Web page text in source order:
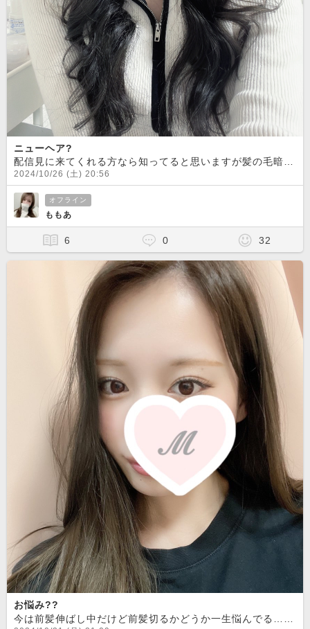
ニューヘア?
2024/10/26 (土) 20:56
オフライン
ももあ
6 0 32
お悩み??